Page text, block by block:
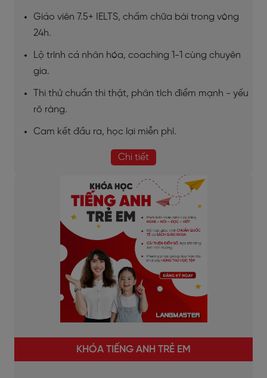
Giáo viên 7.5+ IELTS, chấm chữa bài trong vòng
24h.
Lộ trình cá nhân hóa, coaching 1-1 cùng chuyên
gia.
Thi thử chuẩn thi thật, phân tích điểm mạnh - yếu
rõ ràng.
Cam kết đầu ra, học lại miễn phí.
Chi tiết
KHÓA TIẾNG ANH TRẺ EM